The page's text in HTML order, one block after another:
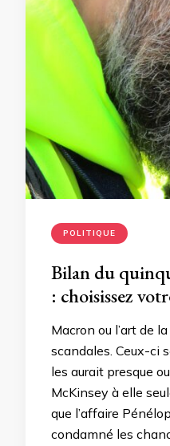
POLITIQUE
Bilan du
: choisissez
Macron ou l’art de
scandales. Ceux-ci
les aurait presque
McKinsey à elle
que l’affaire
condamné les